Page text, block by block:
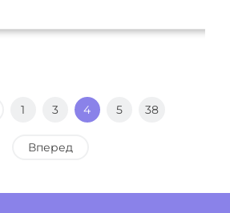
1 3 4 5 38
Вперед